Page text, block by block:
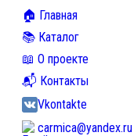
🏠 Главная
📚 Каталог
📖 О проекте
📬 Контакты
Vkontakte
carmica@yandex.ru